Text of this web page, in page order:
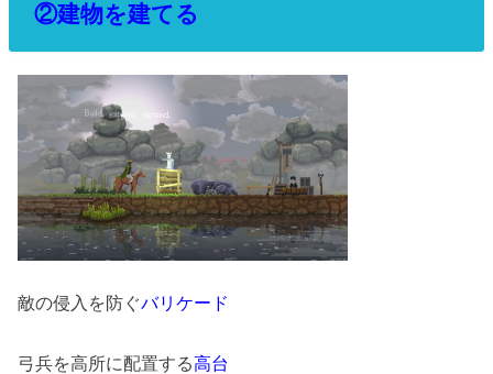
②建物を建てる
敵の侵入を防ぐバリケード
弓兵を高所に配置する高台